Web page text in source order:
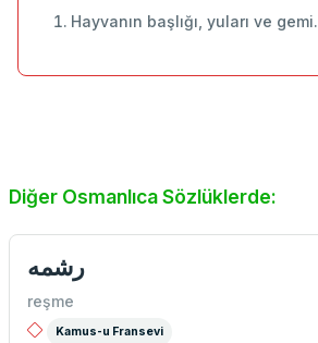
Hayvanın başlığı, yuları ve gemi.
Diğer Osmanlıca Sözlüklerde:
رشمه
reşme
Kamus-u Fransevi